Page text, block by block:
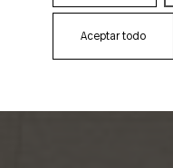
Aceptar todo